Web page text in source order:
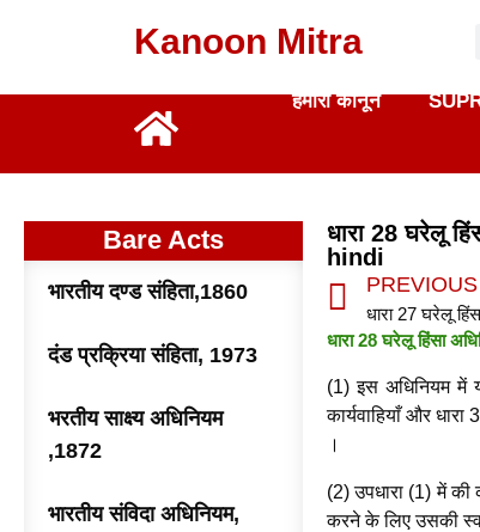
Kanoon Mitra
हमारा कानून
Bare Acts
भारतीय दण्ड संहिता,1860
दंड प्रक्रिया संहिता, 1973
भरतीय साक्ष्य अधिनियम
,1872
भारतीय संविदा अधिनियम,
धारा 28 घरेलू
hindi
PREVIOUS
धारा 28 घरेलू हिंसा
(1) इस अधिनियम
कार्यवाहियाँ और
।
(2) उपधारा (1) में की
करने के लिए उसकी